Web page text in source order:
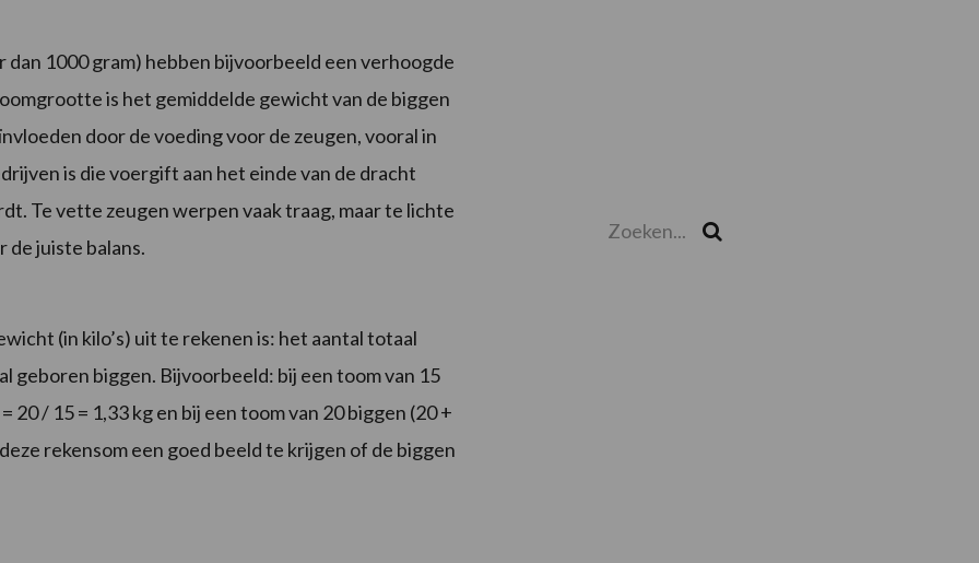
1000 gram) hebben bijvoorbeeld een verhoogde
is het gemiddelde gewicht van de biggen
door de voeding voor de zeugen, vooral in
is die voergift aan het einde van de dracht
Te vette zeugen werpen vaak traag, maar te lichte
de juiste balans.
(in kilo’s) uit te rekenen is: het aantal totaal
geboren biggen. Bijvoorbeeld: bij een toom van 15
/ 15 = 1,33 kg en bij een toom van 20 biggen (20 +
rekensom een goed beeld te krijgen of de biggen